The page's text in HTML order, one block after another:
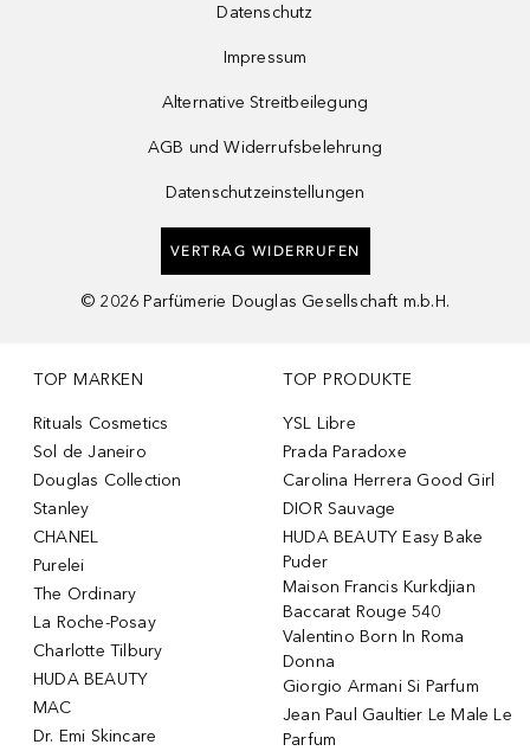
Datenschutz
Impressum
Alternative Streitbeilegung
AGB und Widerrufsbelehrung
Datenschutzeinstellungen
VERTRAG WIDERRUFEN
© 2026 Parfümerie Douglas Gesellschaft m.b.H.
TOP MARKEN
Rituals Cosmetics
Sol de Janeiro
Douglas Collection
Stanley
CHANEL
Purelei
The Ordinary
La Roche-Posay
Charlotte Tilbury
HUDA BEAUTY
MAC
Dr. Emi Skincare
TOP PRODUKTE
YSL Libre
Prada Paradoxe
Carolina Herrera Good Girl
DIOR Sauvage
HUDA BEAUTY Easy Bake
Puder
Maison Francis Kurkdjian
Baccarat Rouge 540
Valentino Born In Roma
Donna
Giorgio Armani Si Parfum
Jean Paul Gaultier Le Male Le
Parfum